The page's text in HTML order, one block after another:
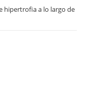
hipertrofia a lo largo de